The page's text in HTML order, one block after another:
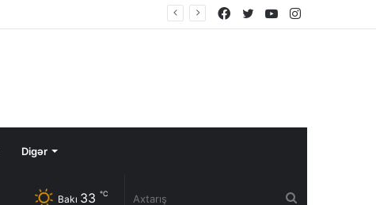
YouTube
Twitter
Facebook
Digər
Bakı 33 ℃